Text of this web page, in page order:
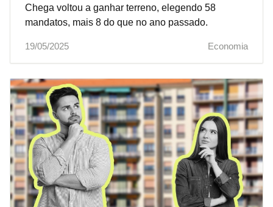
Chega voltou a ganhar terreno, elegendo 58
mandatos, mais 8 do que no ano passado.
19/05/2025 Economia